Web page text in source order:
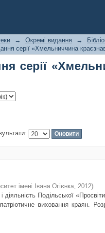
серії
→ Окремі видання →
серії «Хмельниччина
серії
імені Івана Огієнка, 2012)
Подільської
виховання краян.